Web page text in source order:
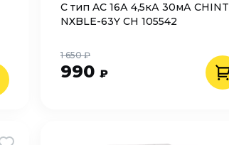
C тип AC 16А 4,5кА 30мА CHINT
NXBLE-63Y CH 105542
990 ₽
1 650 ₽